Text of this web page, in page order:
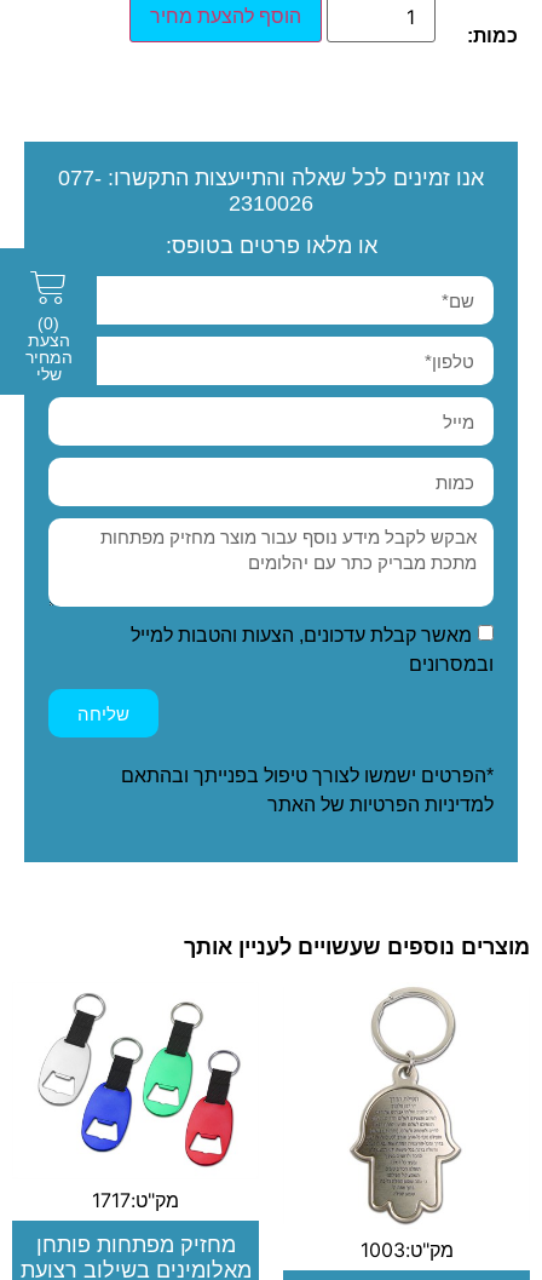
כמות:
הוסף להצעת מחיר
אנו זמינים לכל שאלה והתייעצות התקשרו: 077-
2310026
או מלאו פרטים בטופס:
מאשר קבלת עדכונים, הצעות והטבות למייל
ובמסרונים
שליחה
*הפרטים ישמשו לצורך טיפול בפנייתך ובהתאם
למדיניות הפרטיות של האתר
מוצרים נוספים שעשויים לעניין אותך
מק"ט:1003
מק"ט:1717
מחזיק מפתחות פותחן
מאלומינים בשילוב רצועת
(0)
הצעת
המחיר
שלי